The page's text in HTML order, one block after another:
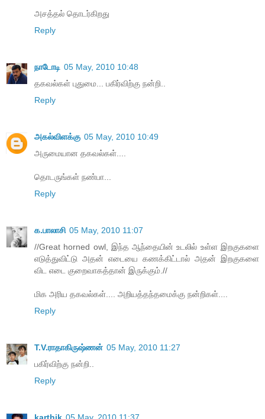
அசத்தல் தொடர்கிறது
Reply
நாடோடி 05 May, 2010 10:48
த‌க‌வ‌ல்க‌ள் புதுமை... ப‌கிர்விற்கு ந‌ன்றி..
Reply
அகல்விளக்கு 05 May, 2010 10:49
அருமையான தகவல்கள்....
தொடருங்கள் நண்பா...
Reply
க.பாலாசி 05 May, 2010 11:07
//Great horned owl, இந்த ஆந்தையின் உடலில் உள்ள இறகுகளை
எடுத்துவிட்டு அதன் எடையை கணக்கிட்டால் அதன் இறகுகளை
விட எடை குறைவாகத்தான் இருக்கும்.//
மிக அரிய தகவல்கள்.... அறியத்தந்தமைக்கு நன்றிகள்....
Reply
T.V.ராதாகிருஷ்ணன் 05 May, 2010 11:27
ப‌கிர்விற்கு ந‌ன்றி..
Reply
karthik 05 May, 2010 11:37